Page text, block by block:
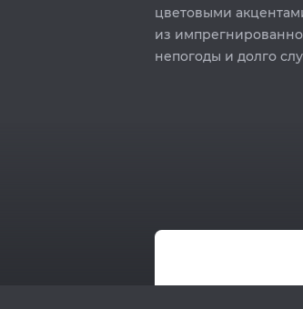
цветовыми
из
непогоды и долго